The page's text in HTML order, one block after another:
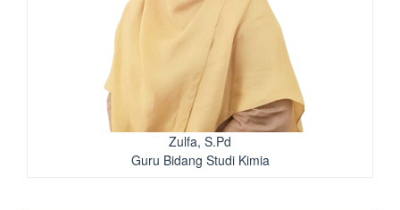
Zulfa, S.Pd
Guru Bidang Studi Kimia